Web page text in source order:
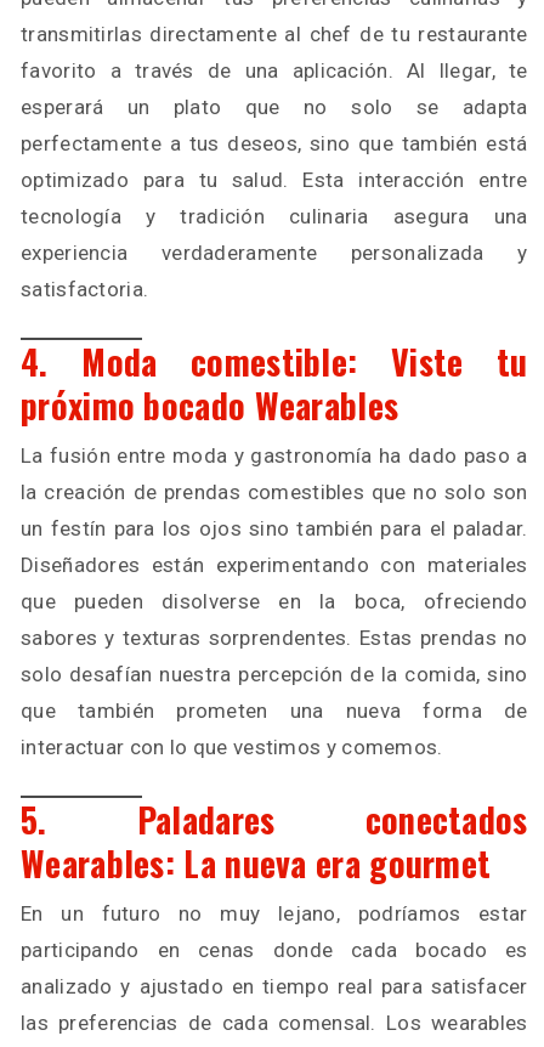
transmitirlas directamente al chef de tu restaurante
favorito a través de una aplicación. Al llegar, te
esperará un plato que no solo se adapta
perfectamente a tus deseos, sino que también está
optimizado para tu salud. Esta interacción entre
tecnología y tradición culinaria asegura una
experiencia verdaderamente personalizada y
satisfactoria.
4. Moda comestible: Viste tu
próximo bocado Wearables
La fusión entre moda y gastronomía ha dado paso a
la creación de prendas comestibles que no solo son
un festín para los ojos sino también para el paladar.
Diseñadores están experimentando con materiales
que pueden disolverse en la boca, ofreciendo
sabores y texturas sorprendentes. Estas prendas no
solo desafían nuestra percepción de la comida, sino
que también prometen una nueva forma de
interactuar con lo que vestimos y comemos.
5. Paladares conectados
Wearables: La nueva era gourmet
En un futuro no muy lejano, podríamos estar
participando en cenas donde cada bocado es
analizado y ajustado en tiempo real para satisfacer
las preferencias de cada comensal. Los wearables